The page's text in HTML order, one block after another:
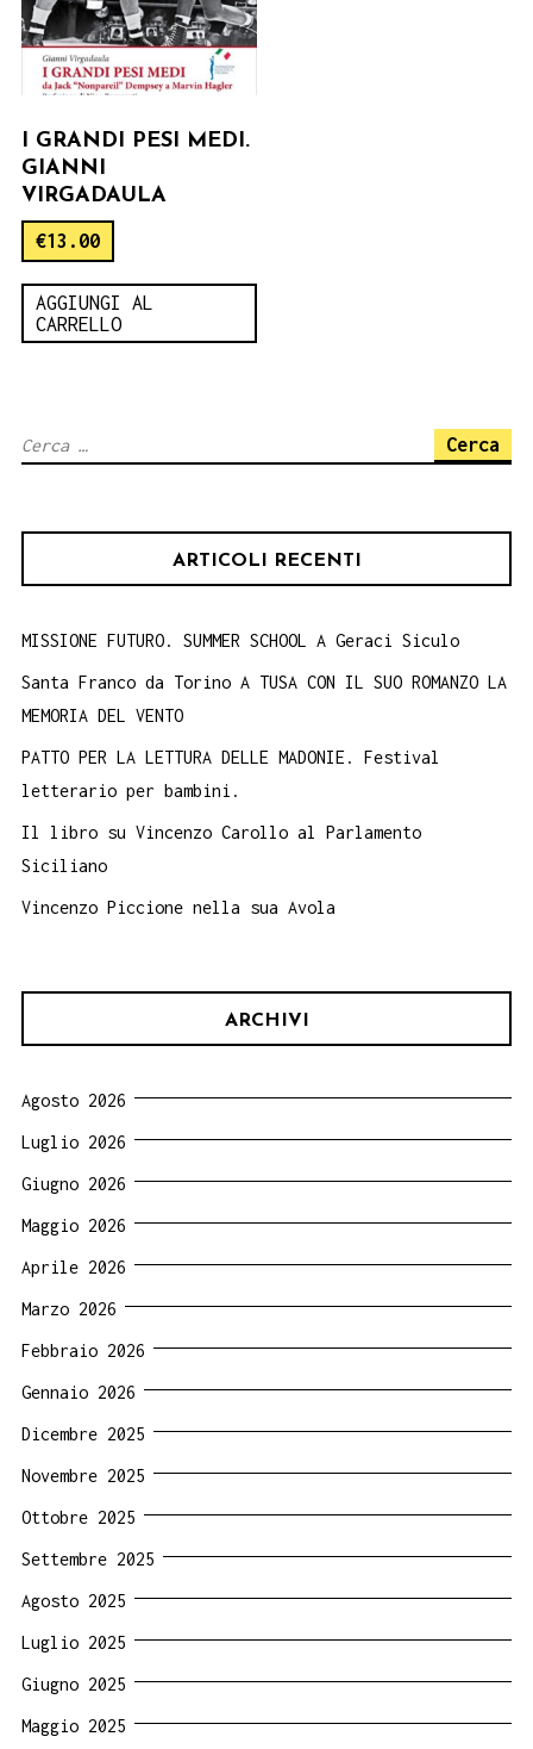
I GRANDI PESI MEDI.
GIANNI
VIRGADAULA
€13.00
AGGIUNGI AL
CARRELLO
Ricerca
ARTICOLI RECENTI
MISSIONE FUTURO. SUMMER SCHOOL A Geraci Siculo
Santa Franco da Torino A TUSA CON IL SUO ROMANZO LA
MEMORIA DEL VENTO
PATTO PER LA LETTURA DELLE MADONIE. Festival
letterario per bambini.
Il libro su Vincenzo Carollo al Parlamento
Siciliano
Vincenzo Piccione nella sua Avola
ARCHIVI
Agosto 2026
Luglio 2026
Giugno 2026
Maggio 2026
Aprile 2026
Marzo 2026
Febbraio 2026
Gennaio 2026
Dicembre 2025
Novembre 2025
Ottobre 2025
Settembre 2025
Agosto 2025
Luglio 2025
Giugno 2025
Maggio 2025